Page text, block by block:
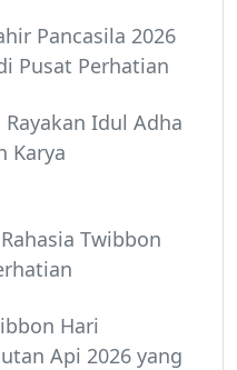
Pancasila 2026
Pusat Perhatian
Idul Adha
Karya
Twibbon
Hari
Api 2026 yang